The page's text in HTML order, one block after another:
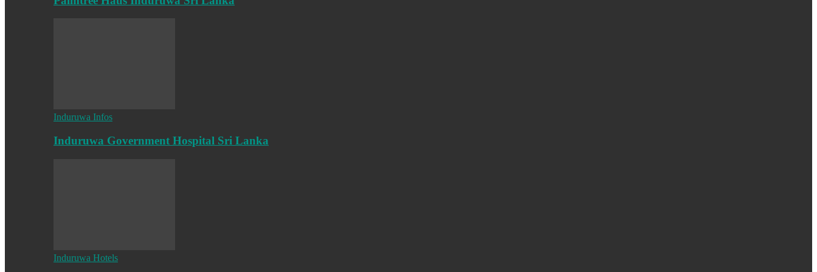
Induruwa Infos
Induruwa Government Hospital Sri Lanka
Induruwa Hotels